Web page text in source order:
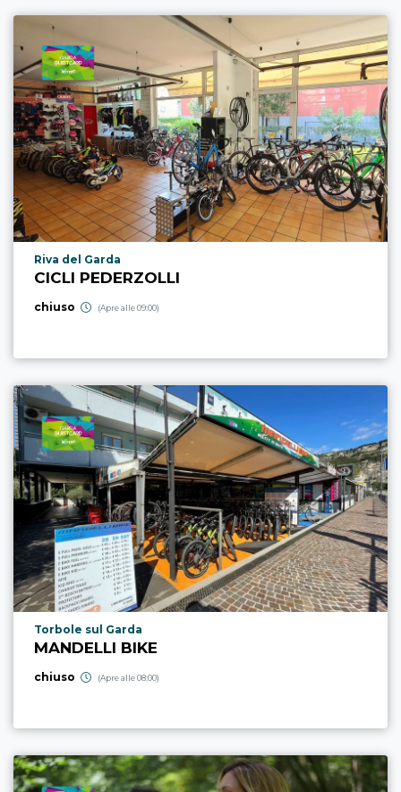
Località punto di interesse
Riva del Garda
CICLI PEDERZOLLI
chiuso (Apre alle 09:00)
Località punto di interesse
Torbole sul Garda
MANDELLI BIKE
chiuso (Apre alle 08:00)